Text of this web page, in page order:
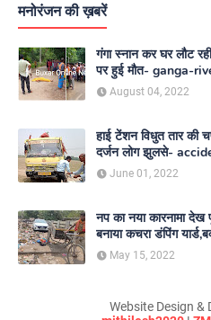
मनोरंजन की ख़बरें
गंगा स्नान कर घर लौट
पर हुई मौत- ganga-
August 04, 2022
हाई टेंशन विधुत तार की
दर्जन लोग झुलसे-
June 01, 2022
नप का नया कारनामा देख
बनाया कचरा डंपिंग
दिलाएगा नगर परिषद-
May 15, 2022
Website Design &